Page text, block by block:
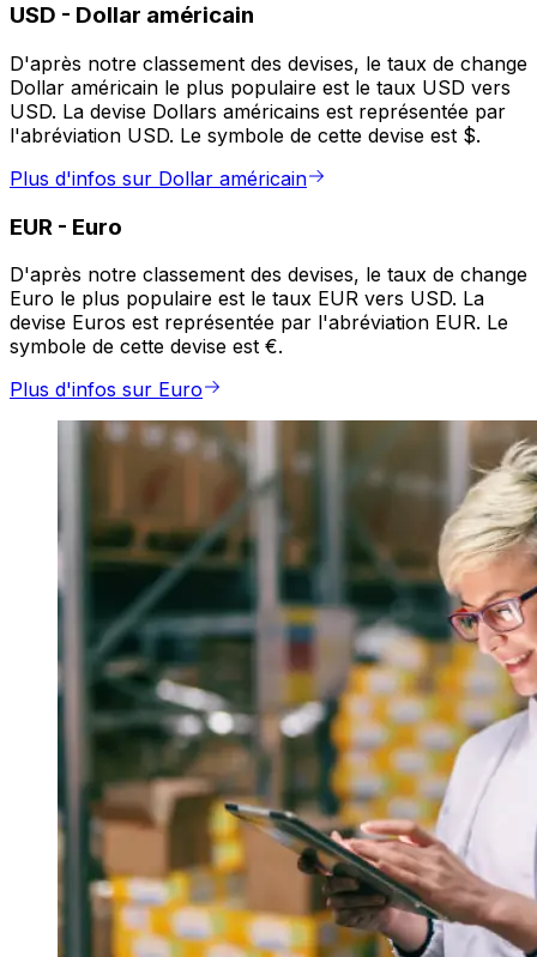
USD - Dollar américain
D'après notre classement des devises, le taux de change
Dollar américain le plus populaire est le taux USD vers
USD. La devise Dollars américains est représentée par
l'abréviation USD. Le symbole de cette devise est $.
Plus d'infos sur Dollar américain
EUR - Euro
D'après notre classement des devises, le taux de change
Euro le plus populaire est le taux EUR vers USD. La
devise Euros est représentée par l'abréviation EUR. Le
symbole de cette devise est €.
Plus d'infos sur Euro